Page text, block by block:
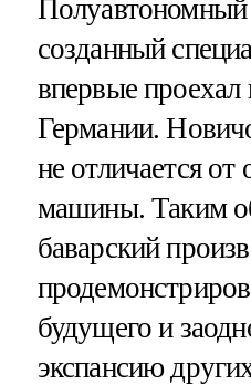
Полуавтономный
созданный
впервые проехал
Германии.
не отличается
машины. Таким
баварский
будущего и
экспансию